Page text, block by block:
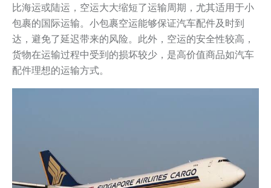
比海运或陆运，空运大大缩短了运输周期，尤其适用于小
包裹的国际运输。小包裹空运能够保证汽车配件及时到
达，避免了延迟带来的风险。此外，空运的安全性较高，
货物在运输过程中受到的损坏较少，是高价值商品如汽车
配件理想的运输方式。